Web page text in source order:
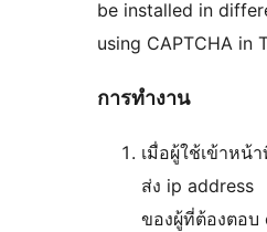
be installed in
using CAPTCHA in
การทำงาน
เมื่อผู้ใช้เข้าหน้
ส่ง ip address
ของผู้ที่ต้องตอบ